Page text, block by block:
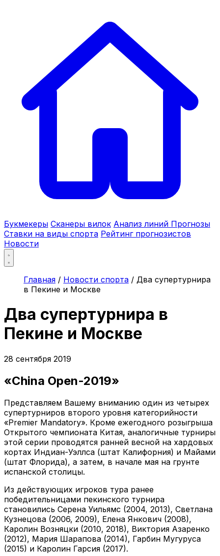
Букмекеры Сканеры вилок Анализ линий Прогнозы
Ставки на виды спорта Рейтинг прогнозистов
Новости
Главная / Новости спорта / Два супертурнира
в Пекине и Москве
Два супертурнира в
Пекине и Москве
28 сентября 2019
«China Open-2019»
Представляем Вашему вниманию один из четырех
супертурниров второго уровня категорийности
«Premier Mandatory». Кроме ежегодного розыгрыша
Открытого чемпионата Китая, аналогичные турниры
этой серии проводятся ранней весной на хардовых
кортах Индиан-Уэллса (штат Калифорния) и Майами
(штат Флорида), а затем, в начале мая на грунте
испанской столицы.
Из действующих игроков тура ранее
победительницами пекинского турнира
становились Серена Уильямс (2004, 2013), Светлана
Кузнецова (2006, 2009), Елена Янкович (2008),
Каролин Возняцки (2010, 2018), Виктория Азаренко
(2012), Мария Шарапова (2014), Гарбин Мугуруса
(2015) и Каролин Гарсия (2017).